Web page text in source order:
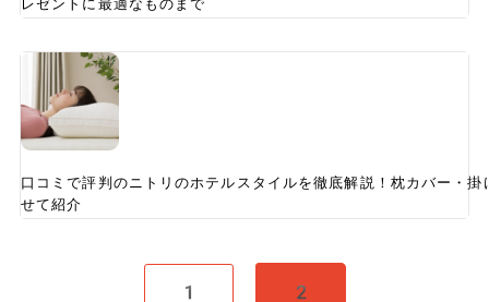
レゼントに最適なものまで
口コミで評判のニトリのホテルスタイルを徹底解説！枕カバー・掛
せて紹介
1 2